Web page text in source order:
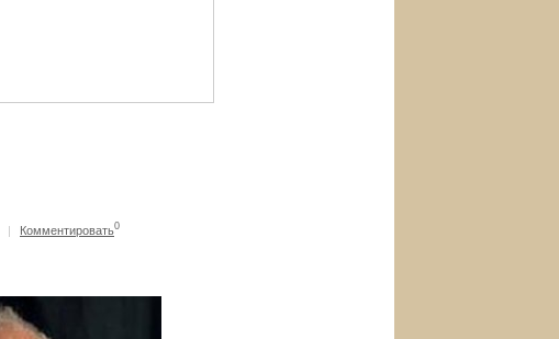
| Комментировать0